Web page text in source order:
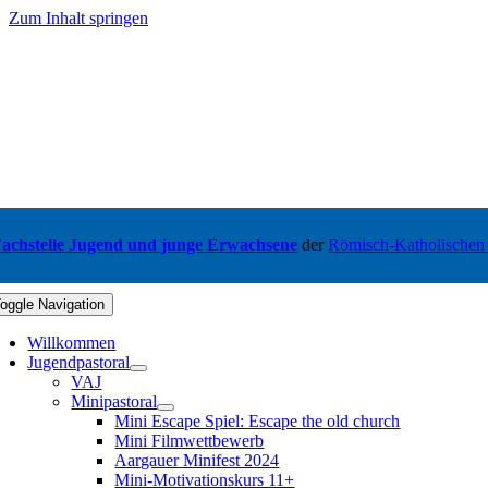
Zum Inhalt springen
Jugend und junge Erwachsene derRömisch-
Navigation
Willkommen
Jugendpastoral
VAJ
Minipastoral
Mini Escape Spiel: Escape the old church
Mini Filmwettbewerb
Aargauer Minifest 2024
Mini-Motivationskurs 11+